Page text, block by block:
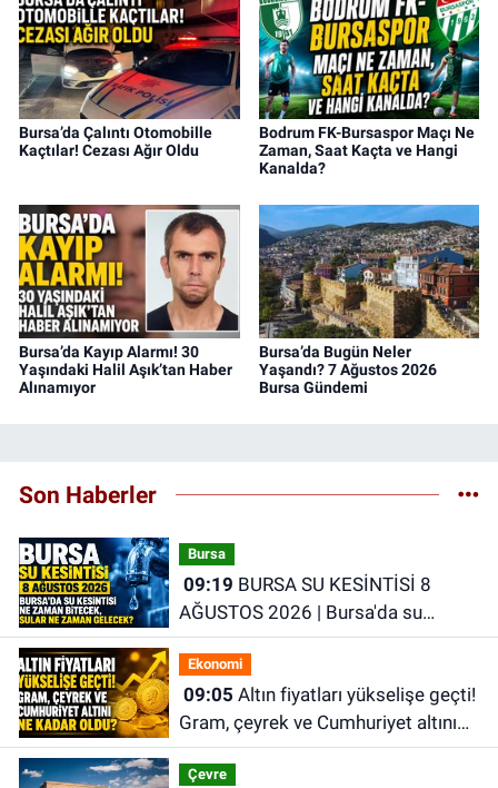
Bursa’da Çalıntı Otomobille
Kaçtılar! Cezası Ağır Oldu
Bodrum FK-Bursaspor Maçı Ne
Zaman, Saat Kaçta ve Hangi
Kanalda?
Bursa’da Kayıp Alarmı! 30
Yaşındaki Halil Aşık’tan Haber
Alınamıyor
Bursa’da Bugün Neler
Yaşandı? 7 Ağustos 2026
Bursa Gündemi
Son Haberler
Bursa
09:19
AĞUSTOS 2026 | Bursa'da su
kesintisi ne zaman bitecek, sular ne
zaman gelecek?
Ekonomi
09:05
Gram, çeyrek ve Cumhuriyet altını
ne kadar oldu?
Çevre